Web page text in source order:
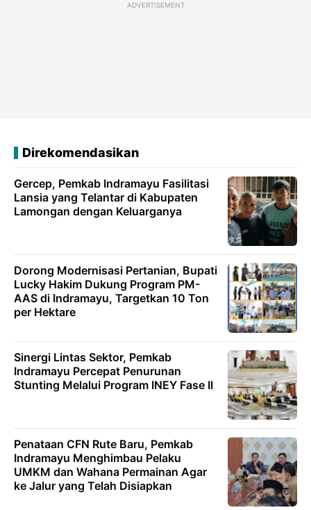
ADVERTISEMENT
Direkomendasikan
Gercep, Pemkab Indramayu Fasilitasi
Lansia yang Telantar di Kabupaten
Lamongan dengan Keluarganya
‎Dorong Modernisasi Pertanian, Bupati
Lucky Hakim Dukung Program PM-
AAS di Indramayu, Targetkan 10 Ton
per Hektare
Sinergi Lintas Sektor, Pemkab
Indramayu Percepat Penurunan
Stunting Melalui Program INEY Fase II
Penataan CFN Rute Baru, Pemkab
Indramayu Menghimbau Pelaku
UMKM dan Wahana Permainan Agar
ke Jalur yang Telah Disiapkan